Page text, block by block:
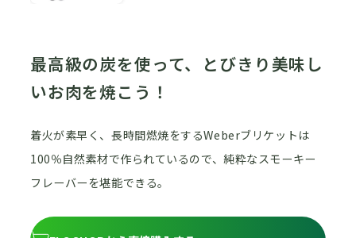
最高級の炭を使って、とびきり美味し
いお肉を焼こう！
着火が素早く、長時間燃焼をするWeberブリケットは
100％自然素材で作られているので、純粋なスモーキー
フレーバーを堪能できる。